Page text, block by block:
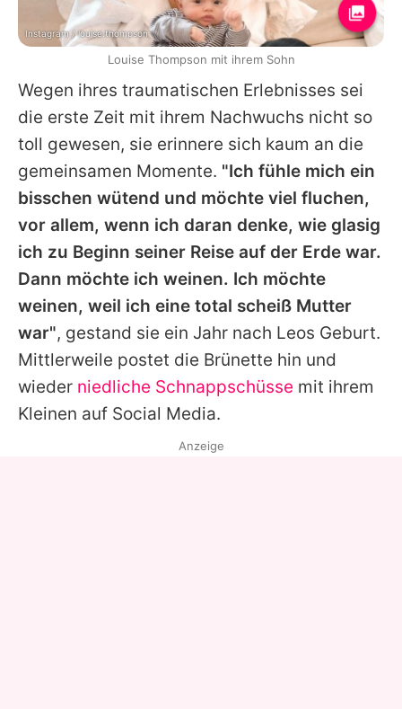
Wegen ihres traumatischen Erlebnisses sei
die erste Zeit mit ihrem Nachwuchs nicht so
toll gewesen, sie erinnere sich kaum an die
gemeinsamen Momente. "Ich fühle mich ein
bisschen wütend und möchte viel fluchen,
vor allem, wenn ich daran denke, wie glasig
ich zu Beginn seiner Reise auf der Erde war.
Dann möchte ich weinen. Ich möchte
weinen, weil ich eine total scheiß Mutter
war", gestand sie ein Jahr nach Leos Geburt.
Mittlerweile postet die Brünette hin und
wieder niedliche Schnappschüsse mit ihrem
Kleinen auf Social Media.
Instagram / louise.thompson
Louise Thompson mit ihrem Sohn
Anzeige